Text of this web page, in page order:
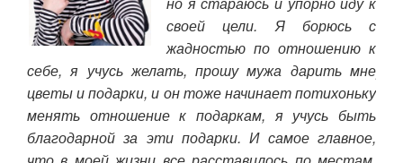
своей цели. Я борюсь с
жадностью по отношению к
себе, я учусь желать, прошу мужа дарить мне
цветы и подарки, и он тоже начинает потихоньку
менять отношение к подаркам, я учусь быть
благодарной за эти подарки. И самое главное,